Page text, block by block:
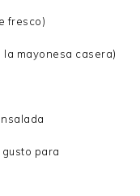
fresco)
la mayonesa casera)
para